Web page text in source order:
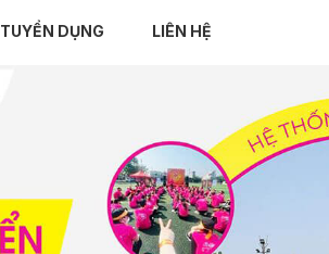
TUYỂN DỤNG LIÊN HỆ